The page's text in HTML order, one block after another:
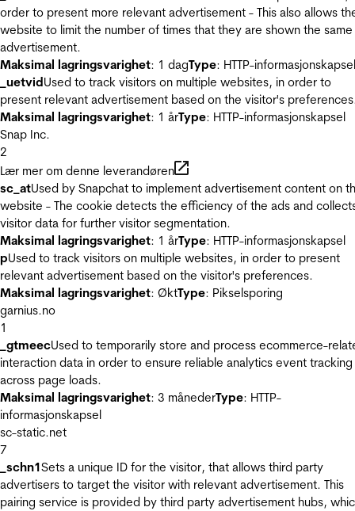
order to present more relevant advertisement - This also allows
website to limit the number of times that they are shown the same
advertisement.
Maksimal lagringsvarighet: 1 dagType: HTTP-informasjonskapsel
_uetvidUsed to track visitors on multiple websites, in order to
present relevant advertisement based on the visitor's
Maksimal lagringsvarighet: 1 årType: HTTP-informasjonskapsel
Snap Inc.
2
Lær mer om denne leverandøren
sc_atUsed by Snapchat to implement advertisement content on
website - The cookie detects the efficiency of the ads and
visitor data for further visitor segmentation.
Maksimal lagringsvarighet: 1 årType: HTTP-informasjonskapsel
pUsed to track visitors on multiple websites, in order to present
relevant advertisement based on the visitor's preferences.
Maksimal lagringsvarighet: ØktType: Pikselsporing
garnius.no
1
_gtmeecUsed to temporarily store and process ecommerce-
interaction data in order to ensure reliable analytics event tracking
across page loads.
Maksimal lagringsvarighet: 3 månederType: HTTP-
informasjonskapsel
sc-static.net
7
_schn1Sets a unique ID for the visitor, that allows third party
advertisers to target the visitor with relevant advertisement. This
pairing service is provided by third party advertisement hubs,